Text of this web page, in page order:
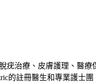
疣治療、皮膚護理、醫療
的註冊醫生和專業護士團